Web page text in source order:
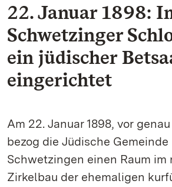
22. Januar 1898:
Schwetzinger
ein jüdischer
eingerichtet
Am 22. Januar 1898, vor
bezog die Jüdische Gemeinde
Schwetzingen einen Raum im
Zirkelbau der ehemaligen